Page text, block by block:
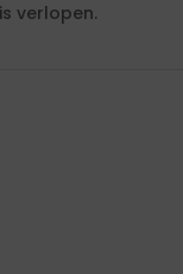
verlopen.